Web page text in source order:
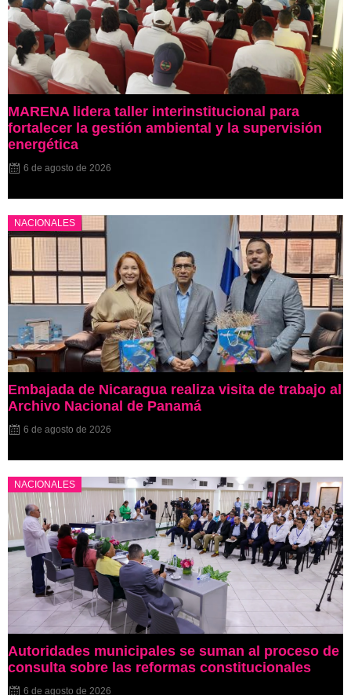
MARENA lidera taller interinstitucional para
fortalecer la gestión ambiental y la supervisión
energética
6 de agosto de 2026
NACIONALES
Embajada de Nicaragua realiza visita de trabajo al
Archivo Nacional de Panamá
6 de agosto de 2026
NACIONALES
Autoridades municipales se suman al proceso de
consulta sobre las reformas constitucionales
6 de agosto de 2026